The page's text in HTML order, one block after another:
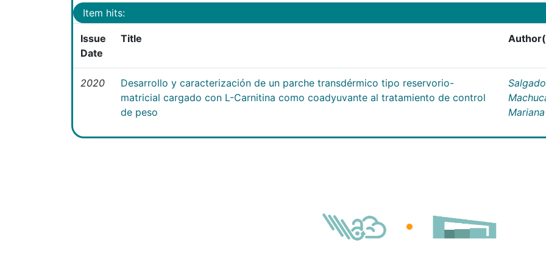
Item hits:
Issue
Date
Title
2020
Desarrollo y caracterización de un parche transdérmico tipo reservorio-
matricial cargado con L-Carnitina como coadyuvante al tratamiento de control
de peso
Salgado
Mariana